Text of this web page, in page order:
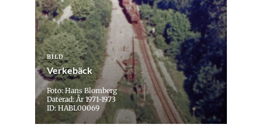
BILD
Verkebäck
Foto: Hans Blomberg
Daterad: År 1971-1973
ID: HABL00069